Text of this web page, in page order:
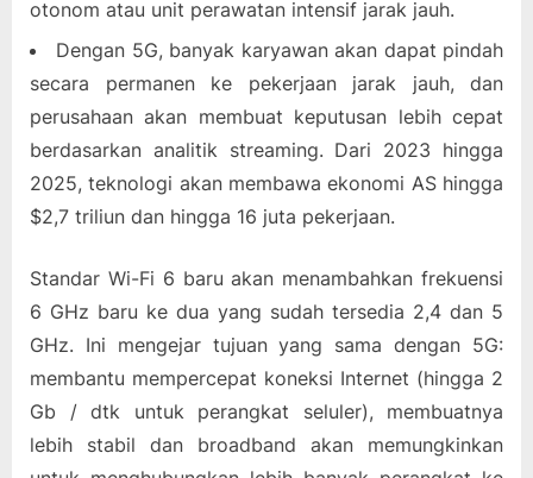
otonom atau unit perawatan intensif jarak jauh.
Dengan 5G, banyak karyawan akan dapat pindah
secara permanen ke pekerjaan jarak jauh, dan
perusahaan akan membuat keputusan lebih cepat
berdasarkan analitik streaming. Dari 2023 hingga
2025, teknologi akan membawa ekonomi AS hingga
$2,7 triliun dan hingga 16 juta pekerjaan.
Standar Wi-Fi 6 baru akan menambahkan frekuensi
6 GHz baru ke dua yang sudah tersedia 2,4 dan 5
GHz. Ini mengejar tujuan yang sama dengan 5G:
membantu mempercepat koneksi Internet (hingga 2
Gb / dtk untuk perangkat seluler), membuatnya
lebih stabil dan broadband akan memungkinkan